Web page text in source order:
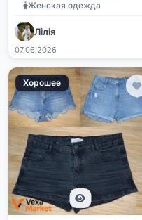
Женская одежда
Лілія
07.06.2026
Хорошее